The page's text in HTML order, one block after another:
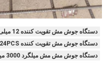
دستگاه جوش مش تقویت کننده 12 میلی متر
دستگاه جوش مش تقویت کننده 24PCS
دستگاه جوش مش مش میلگرد 3000 میلی متر